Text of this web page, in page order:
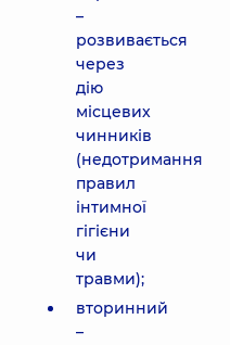
–
розвивається
через
дію
місцевих
чинників
(недотримання
правил
інтимної
гігієни
чи
травми);
вторинний
–